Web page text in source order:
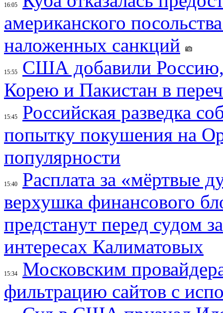
16:05
американского
наложенных санкций
15:55
США добавили
Корею и Пакистан в
15:45
Российская разведка
попытку покушения на
популярности
15:40
Расплата за «мёртвые
верхушка финансового
предстанут перед судом
интересах Калиматовых
15:34
Московским
фильтрацию сайтов с